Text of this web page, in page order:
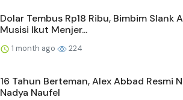
Dolar Tembus Rp18 Ribu, Bimbim Slank
Musisi Ikut Menjer...
1 month ago 224
16 Tahun Berteman, Alex Abbad Resmi
Nadya Naufel